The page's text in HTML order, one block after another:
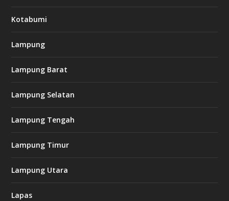
Kotabumi
Lampung
Lampung Barat
Lampung Selatan
Lampung Tengah
Lampung Timur
Lampung Utara
Lapas